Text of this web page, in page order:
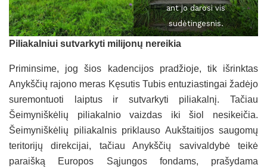
ant jo darosi vis
sudėtingesnis.
Piliakalniui sutvarkyti milijonų nereikia
Priminsime, jog šios kadencijos pradžioje, tik išrinktas
Anykščių rajono meras Kęsutis Tubis entuziastingai žadėjo
suremontuoti laiptus ir sutvarkyti piliakalnį. Tačiau
Šeimyniškėlių piliakalnio vaizdas iki šiol nesikeičia.
Šeimyniškėlių piliakalnis priklauso Aukštaitijos saugomų
teritorijų direkcijai, tačiau Anykščių savivaldybė teikė
paraišką Europos Sąjungos fondams, prašydama